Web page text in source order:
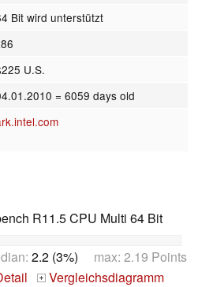
Bit wird unterstützt
U.S.
= 6059 days old
R11.5 CPU Multi 64 Bit
2.2 (3%) max: 2.19 Points
+
Vergleichsdiagramm